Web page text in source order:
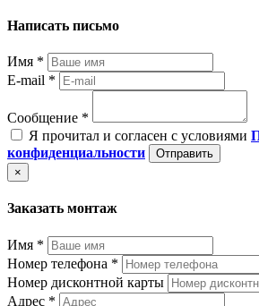
Написать письмо
Имя *
E-mail *
Сообщение *
Я прочитал и согласен с условиями
конфиденциальности
Отправить
×
Заказать монтаж
Имя *
Номер телефона *
Номер дисконтной карты
Адрес *